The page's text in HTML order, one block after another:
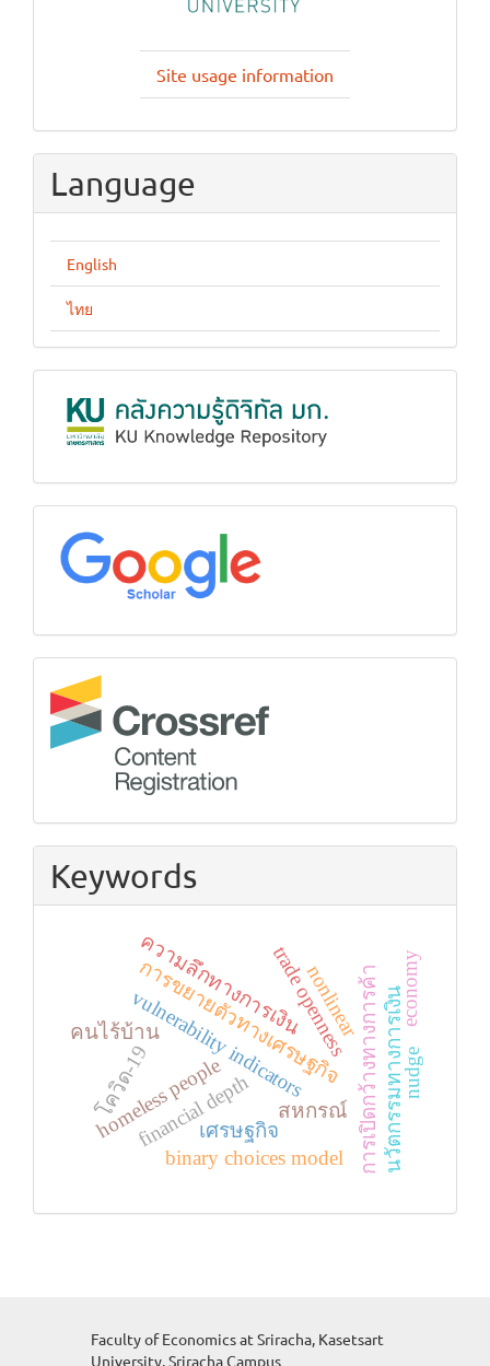
Site usage information
Language
English
ไทย
KUKR
google
Crossref
Keywords
สหกรณ์
vulnerability indicatorstrade openness
financial depth
การขยายตัวทางเศรษฐกิจการเปิดกว้างทางการค้า
ความลึกทางการเงิน
binary choices model
homeless peopleเศรษฐกิจ
คนไร้บ้าน
โควิด-19 นวัตกรรมทางการเงินnudge
nonlinear economy
Faculty of Economics at Sriracha, Kasetsart
University, Sriracha Campus